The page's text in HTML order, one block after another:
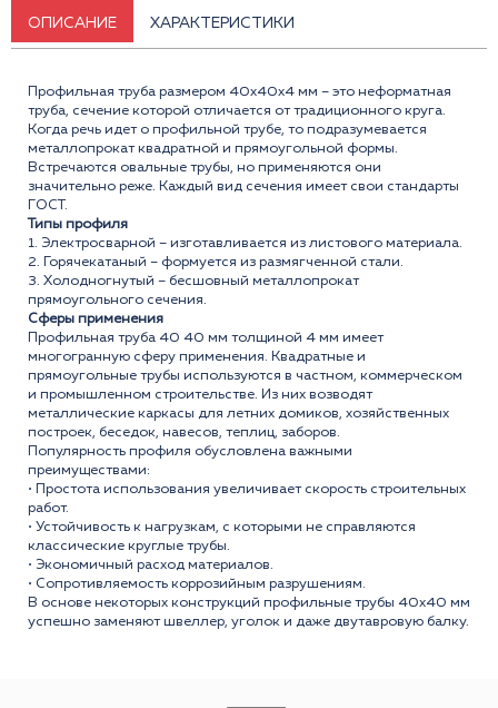
ОПИСАНИЕ ХАРАКТЕРИСТИКИ
Профильная труба размером 40x40x4 мм – это неформатная
труба, сечение которой отличается от традиционного круга.
Когда речь идет о профильной трубе, то подразумевается
металлопрокат квадратной и прямоугольной формы.
Встречаются овальные трубы, но применяются они
значительно реже. Каждый вид сечения имеет свои стандарты
ГОСТ.
Типы профиля
1. Электросварной – изготавливается из листового материала.
2. Горячекатаный – формуется из размягченной стали.
3. Холодногнутый – бесшовный металлопрокат
прямоугольного сечения.
Сферы применения
Профильная труба 40 40 мм толщиной 4 мм имеет
многогранную сферу применения. Квадратные и
прямоугольные трубы используются в частном, коммерческом
и промышленном строительстве. Из них возводят
металлические каркасы для летних домиков, хозяйственных
построек, беседок, навесов, теплиц, заборов.
Популярность профиля обусловлена важными
преимуществами:
• Простота использования увеличивает скорость строительных
работ.
• Устойчивость к нагрузкам, с которыми не справляются
классические круглые трубы.
• Экономичный расход материалов.
• Сопротивляемость коррозийным разрушениям.
В основе некоторых конструкций профильные трубы 40x40 мм
успешно заменяют швеллер, уголок и даже двутавровую балку.